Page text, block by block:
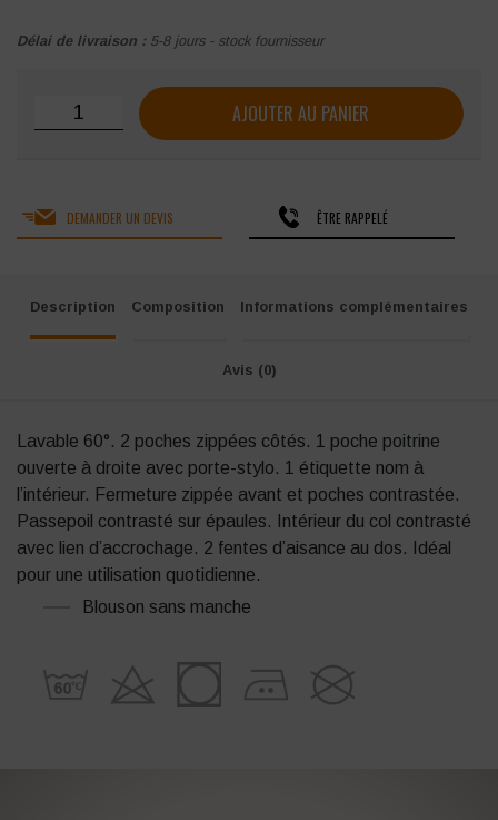
Délai de livraison : 5-8 jours - stock fournisseur
quantité de Gilet DayToDay femme
AJOUTER AU PANIER
DEMANDER UN DEVIS ÊTRE RAPPELÉ
Description Composition Informations complémentaires
Avis (0)
Lavable 60°. 2 poches zippées côtés. 1 poche poitrine
ouverte à droite avec porte-stylo. 1 étiquette nom à
l’intérieur. Fermeture zippée avant et poches contrastée.
Passepoil contrasté sur épaules. Intérieur du col contrasté
avec lien d’accrochage. 2 fentes d’aisance au dos. Idéal
pour une utilisation quotidienne.
Blouson sans manche